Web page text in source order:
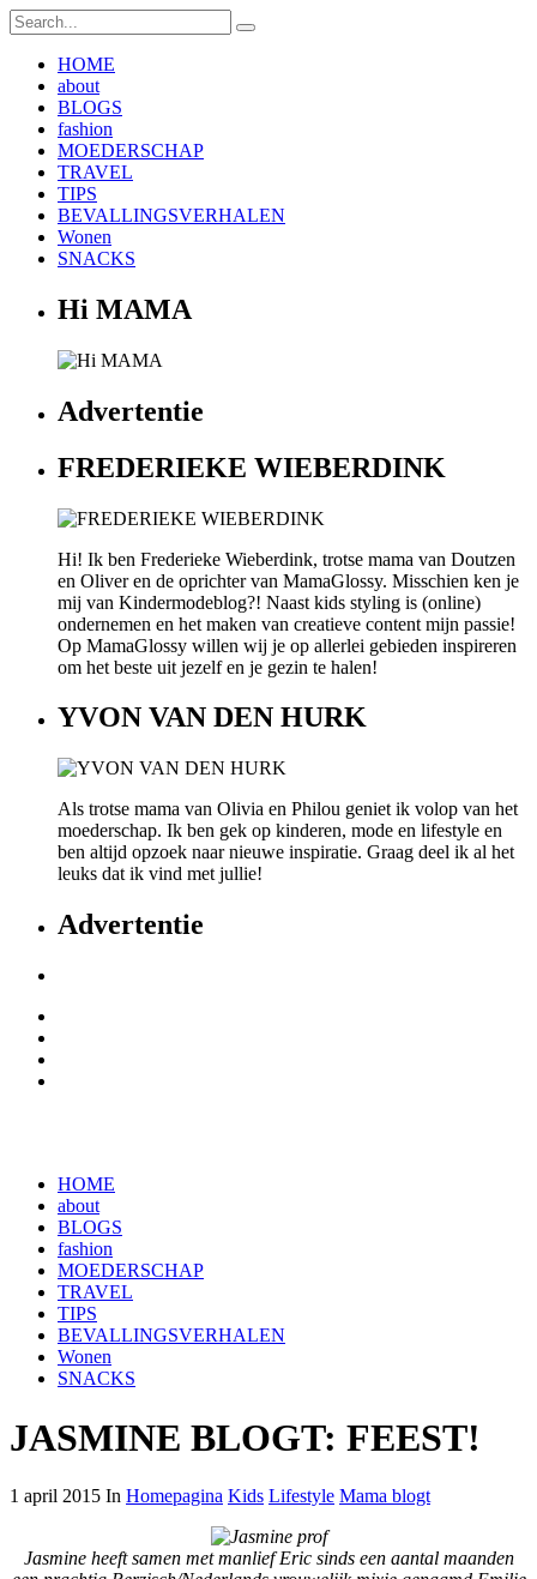
HOME
about
BLOGS
fashion
MOEDERSCHAP
TRAVEL
TIPS
BEVALLINGSVERHALEN
Wonen
SNACKS
Hi MAMA
Advertentie
FREDERIEKE WIEBERDINK
Hi! Ik ben Frederieke Wieberdink, trotse mama van Doutzen
en Oliver en de oprichter van MamaGlossy. Misschien ken je
mij van Kindermodeblog?! Naast kids styling is (online)
ondernemen en het maken van creatieve content mijn passie!
Op MamaGlossy willen wij je op allerlei gebieden inspireren
om het beste uit jezelf en je gezin te halen!
YVON VAN DEN HURK
Als trotse mama van Olivia en Philou geniet ik volop van het
moederschap. Ik ben gek op kinderen, mode en lifestyle en
ben altijd opzoek naar nieuwe inspiratie. Graag deel ik al het
leuks dat ik vind met jullie!
Advertentie
HOME
about
BLOGS
fashion
MOEDERSCHAP
TRAVEL
TIPS
BEVALLINGSVERHALEN
Wonen
SNACKS
JASMINE BLOGT: FEEST!
1 april 2015 In Homepagina Kids Lifestyle Mama blogt
Jasmine heeft samen met manlief Eric sinds een aantal maanden